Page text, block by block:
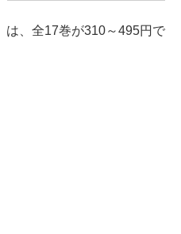
は、全17巻が310～495円で